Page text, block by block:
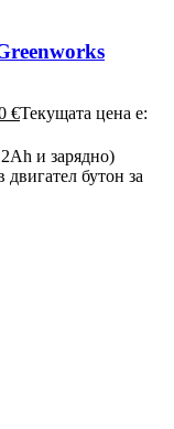
€Текущата цена е:
и зарядно)
бутон за